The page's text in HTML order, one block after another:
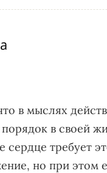
в мыслях
в своей
сердце требует
но при этом